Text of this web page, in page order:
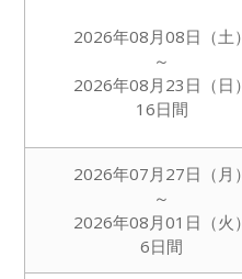
2026年08月08日（土）
～
2026年08月23日（日）
16日間
2026年07月27日（月）
～
2026年08月01日（火）
6日間